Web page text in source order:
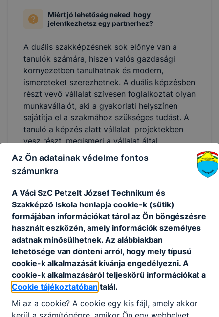
Miért jó lehetőség neked, hogy
jelentkezhetsz egy partnerhez?
A duális szakképzésnek sok előnye van a
tanulók számára, hiszen valós gazdasági
környezetben tanulhatnak és modern,
ismereteket szerezhetnek. A duális képzésben
részt vevő vállalat szívesen foglalkoztat olyan
munkavállalót, aki a gyakorlati helyszínen
sajátítja el a szakmához szükséges tudást. A
tanuló a képzés alatt vállalati projektekben
vesz részt, megismeri a vállalat által
alkalmazott technológiákat, és gyakorlati
tudását az elméleti oktatásban is
kamatoztathatja. Az adott szakterületen a
legjobb szakemberektől, vállalati
környezetben sajátíthatja el jövőbeni
szakmája alapjait. Mindemellett a duális
szakmai oktatásban részt vevőket legalább
100 ezer, legfeljebb 170 ezer forint összegű
munkabér illeti meg, ami önálló jövedelmet
jelent a diákok számára már a tanulmányok
alatt.
Az Ön adatainak védelme fontos
számunkra
A Váci SzC Petzelt József Technikum és
Szakképző Iskola honlapja cookie-k (sütik)
formájában információkat tárol az Ön böngészésre
használt eszközén, amely információk személyes
adatnak minősülhetnek. Az alábbiakban
lehetősége van dönteni arról, hogy mely típusú
cookie-k alkalmazását kívánja engedélyezni. A
cookie-k alkalmazásáról teljeskörű információkat a
Cookie tájékoztatóban talál.
Mi az a cookie? A cookie egy kis fájl, amely akkor
kerül a számítógépre, amikor Ön egy webhelyet